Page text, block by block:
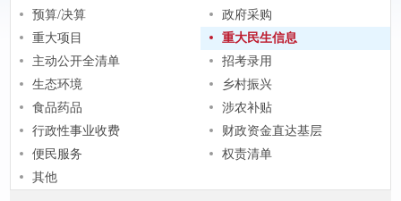
预算/决算
政府采购
重大项目
重大民生信息
主动公开全清单
招考录用
生态环境
乡村振兴
食品药品
涉农补贴
行政性事业收费
财政资金直达基层
便民服务
权责清单
其他